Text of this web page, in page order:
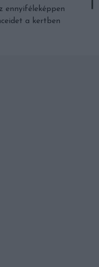
ennyiféleképpen
a kertben